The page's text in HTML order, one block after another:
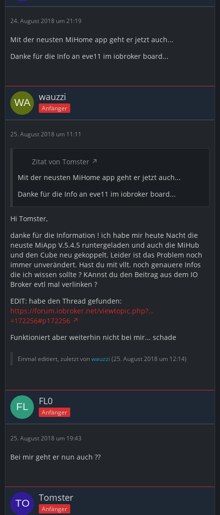
24. August 2018 um 21:19
Mit der neusten MiHome app geht er jetzt auch...
Danke für die Info an eve11 im iobroker board...
wauzzi
Anfänger
25. August 2018 um 11:11
Zitat von Tomster
Mit der neusten MiHome app geht er jetzt auch...
Danke für die Info an eve11 im iobroker board...
Hi Tomster,
danke für die Information ! ich habe mir heute Nacht die
neuste MiApp V.5.4.5 runtergeladen und auch die MiHub
und den Cube neu gekoppelt. Leider ist das Problem noch
immer unverändert. Hast du mit vllt. noch genauere Infos
die ich wissen sollte ? KAnnst du den Beitrag aus dem IO
Broker evtl mal verlinken ?
EDIT: habe den Thread gefunden:
https://forum.iobroker.net/viewtopic.php?…
=172256#p172256
Funktioniert aber weiterhin nicht bei mir... schade
Einmal editiert, zuletzt vonwauzzi (25. August 2018 um 12:14)
FL0
Anfänger
25. August 2018 um 19:43
Bei mir geht er nun auch ??
Tomster
Anfänger